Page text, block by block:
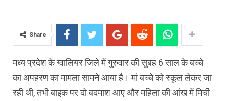
Share
मध्य प्रदेश के ग्वालियर जिले में गुरुवार की सुबह 6 साल के बच्चे
का अपहरण का मामला सामने आया है। मां बच्चे को स्कूल लेकर जा
रही थी, तभी बाइक पर दो बदमाश आए और महिला की आंख में मिर्ची